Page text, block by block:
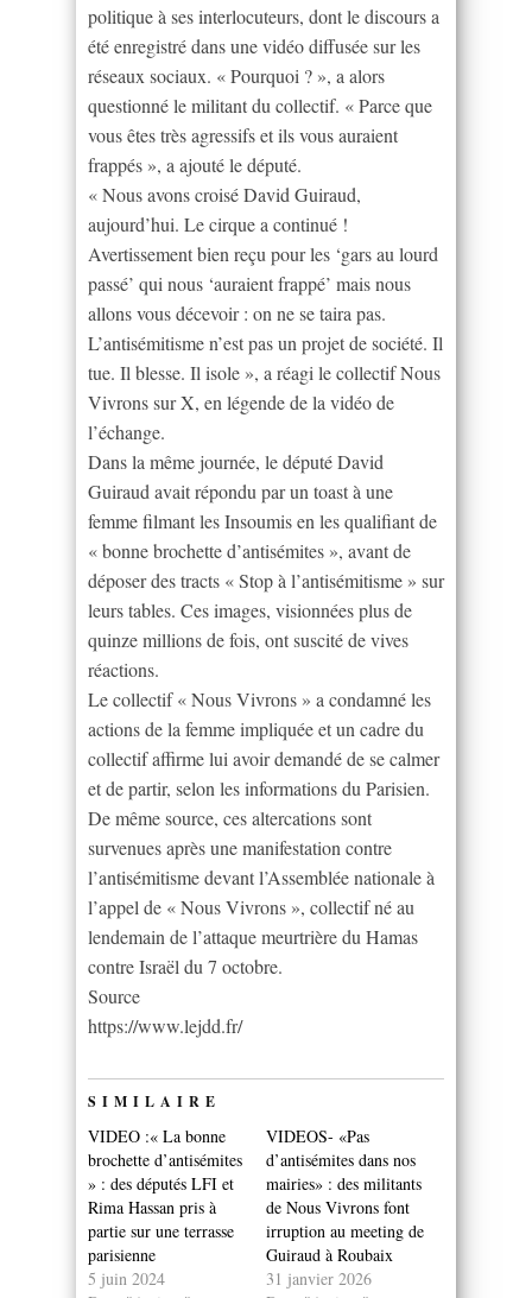
politique à ses interlocuteurs, dont le discours a
été enregistré dans une vidéo diffusée sur les
réseaux sociaux. « Pourquoi ? », a alors
questionné le militant du collectif. « Parce que
vous êtes très agressifs et ils vous auraient
frappés », a ajouté le député.
« Nous avons croisé David Guiraud,
aujourd’hui. Le cirque a continué !
Avertissement bien reçu pour les ‘gars au lourd
passé’ qui nous ‘auraient frappé’ mais nous
allons vous décevoir : on ne se taira pas.
L’antisémitisme n’est pas un projet de société. Il
tue. Il blesse. Il isole », a réagi le collectif Nous
Vivrons sur X, en légende de la vidéo de
l’échange.
Dans la même journée, le député David
Guiraud avait répondu par un toast à une
femme filmant les Insoumis en les qualifiant de
« bonne brochette d’antisémites », avant de
déposer des tracts « Stop à l’antisémitisme » sur
leurs tables. Ces images, visionnées plus de
quinze millions de fois, ont suscité de vives
réactions.
Le collectif « Nous Vivrons » a condamné les
actions de la femme impliquée et un cadre du
collectif affirme lui avoir demandé de se calmer
et de partir, selon les informations du Parisien.
De même source, ces altercations sont
survenues après une manifestation contre
l’antisémitisme devant l’Assemblée nationale à
l’appel de « Nous Vivrons », collectif né au
lendemain de l’attaque meurtrière du Hamas
contre Israël du 7 octobre.
Source
https://www.lejdd.fr/
SIMILAIRE
VIDEO :« La bonne
brochette d’antisémites
» : des députés LFI et
Rima Hassan pris à
partie sur une terrasse
parisienne
5 juin 2024
VIDEOS- «Pas
d’antisémites dans nos
mairies» : des militants
de Nous Vivrons font
irruption au meeting de
Guiraud à Roubaix
31 janvier 2026